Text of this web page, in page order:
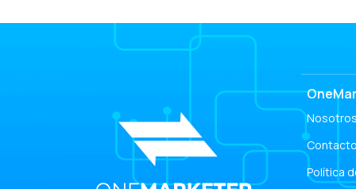
Nosotros
Contacto
Política